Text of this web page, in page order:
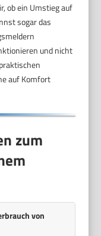
ob ein Umstieg auf
sogar das
und nicht
auf Komfort
zum
von